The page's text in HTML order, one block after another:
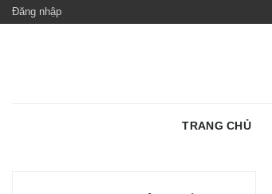
SkipĐăng nhập
TRANG CHỦ